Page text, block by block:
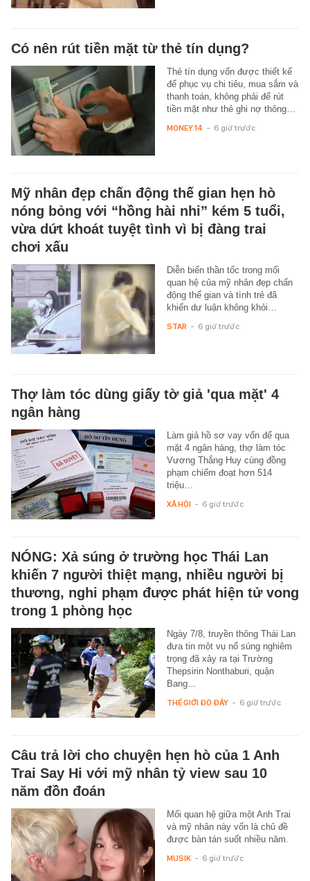
Có nên rút tiền mặt từ thẻ tín dụng?
Thẻ tín dụng vốn được thiết kế
để phục vụ chi tiêu, mua sắm và
thanh toán, không phải để rút
tiền mặt như thẻ ghi nợ thông…
MONEY.14 - 6 giờ trước
Mỹ nhân đẹp chấn động thế gian hẹn hò
nóng bỏng với “hồng hài nhi” kém 5 tuổi,
vừa dứt khoát tuyệt tình vì bị đàng trai
chơi xấu
Diễn biến thần tốc trong mối
quan hệ của mỹ nhân đẹp chấn
động thế gian và tình trẻ đã
khiến dư luận không khỏi…
STAR - 6 giờ trước
Thợ làm tóc dùng giấy tờ giả 'qua mặt' 4
ngân hàng
Làm giả hồ sơ vay vốn để qua
mặt 4 ngân hàng, thợ làm tóc
Vương Thắng Huy cùng đồng
phạm chiếm đoạt hơn 514
triệu…
XÃ HỘI - 6 giờ trước
NÓNG: Xả súng ở trường học Thái Lan
khiến 7 người thiệt mạng, nhiều người bị
thương, nghi phạm được phát hiện tử vong
trong 1 phòng học
Ngày 7/8, truyền thông Thái Lan
đưa tin một vụ nổ súng nghiêm
trọng đã xảy ra tại Trường
Thepsirin Nonthaburi, quận
Bang…
THẾ GIỚI ĐÓ ĐÂY - 6 giờ trước
Câu trả lời cho chuyện hẹn hò của 1 Anh
Trai Say Hi với mỹ nhân tỷ view sau 10
năm đồn đoán
Mối quan hệ giữa một Anh Trai
và mỹ nhân này vốn là chủ đề
được bàn tán suốt nhiều năm.
MUSIK - 6 giờ trước